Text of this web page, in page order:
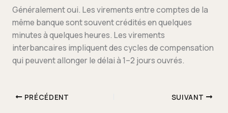
Généralement oui. Les virements entre comptes de la
même banque sont souvent crédités en quelques
minutes à quelques heures. Les virements
interbancaires impliquent des cycles de compensation
qui peuvent allonger le délai à 1–2 jours ouvrés.
PRÉCÉDENT SUIVANT